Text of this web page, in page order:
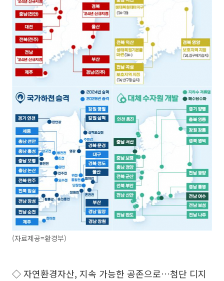
(자료제공=환경부)
◇ 자연환경자산, 지속 가능한 공존으로…첨단 디지